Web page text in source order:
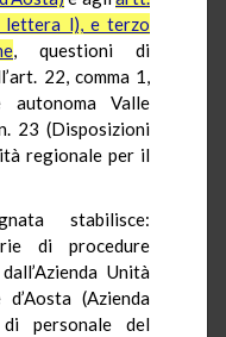
lettera l), e terzo
, questioni di
22, comma 1,
Valle
23 (Disposizioni
regionale per il
stabilisce:
di procedure
Unità
(Azienda
personale del